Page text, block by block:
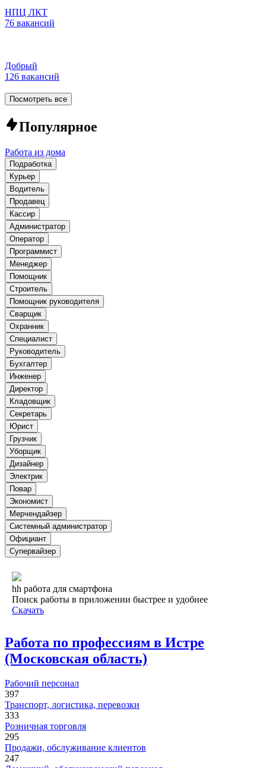
НПЦ ЛКТ
76 вакансий
Добрый
126 вакансий
Посмотреть все
Популярное
Работа из дома
Подработка
Курьер
Водитель
Продавец
Кассир
Администратор
Оператор
Программист
Менеджер
Помощник
Строитель
Помощник руководителя
Сварщик
Охранник
Специалист
Руководитель
Бухгалтер
Инженер
Директор
Кладовщик
Секретарь
Юрист
Грузчик
Уборщик
Дизайнер
Электрик
Повар
Экономист
Мерчендайзер
Системный администратор
Официант
Супервайзер
hh работа для смартфона
Поиск работы в приложении быстрее и удобнее
Скачать
Работа по профессиям в Истре
(Московская область)
Рабочий персонал
397
Транспорт, логистика, перевозки
333
Розничная торговля
295
Продажи, обслуживание клиентов
247